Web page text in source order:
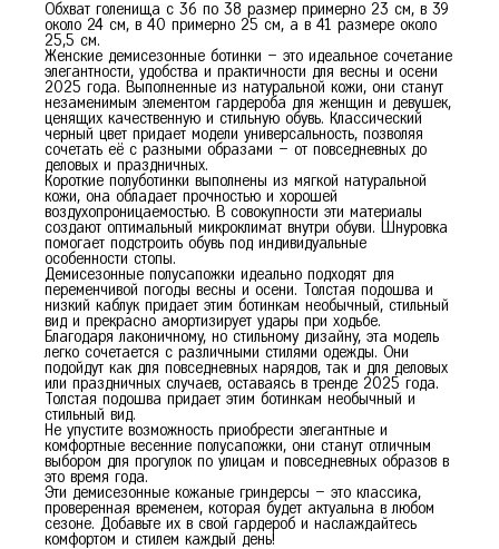
Обхват голенища с 36 по 38 размер примерно 23 см, в 39
около 24 см, в 40 примерно 25 см, а в 41 размере около
25,5 см.
Женские демисезонные ботинки – это идеальное сочетание
элегантности, удобства и практичности для весны и осени
2025 года. Выполненные из натуральной кожи, они станут
незаменимым элементом гардероба для женщин и девушек,
ценящих качественную и стильную обувь. Классический
черный цвет придает модели универсальность, позволяя
сочетать её с разными образами – от повседневных до
деловых и праздничных.
Короткие полуботинки выполнены из мягкой натуральной
кожи, она обладает прочностью и хорошей
воздухопроницаемостью. В совокупности эти материалы
создают оптимальный микроклимат внутри обуви. Шнуровка
помогает подстроить обувь под индивидуальные
особенности стопы.
Демисезонные полусапожки идеально подходят для
переменчивой погоды весны и осени. Толстая подошва и
низкий каблук придает этим ботинкам необычный, стильный
вид и прекрасно амортизирует удары при ходьбе.
Благодаря лаконичному, но стильному дизайну, эта модель
легко сочетается с различными стилями одежды. Они
подойдут как для повседневных нарядов, так и для деловых
или праздничных случаев, оставаясь в тренде 2025 года.
Толстая подошва придает этим ботинкам необычный и
стильный вид.
Не упустите возможность приобрести элегантные и
комфортные весенние полусапожки, они станут отличным
выбором для прогулок по улицам и повседневных образов в
это время года.
Эти демисезонные кожаные гриндерсы – это классика,
проверенная временем, которая будет актуальна в любом
сезоне. Добавьте их в свой гардероб и наслаждайтесь
комфортом и стилем каждый день!
36 37 38 39 40